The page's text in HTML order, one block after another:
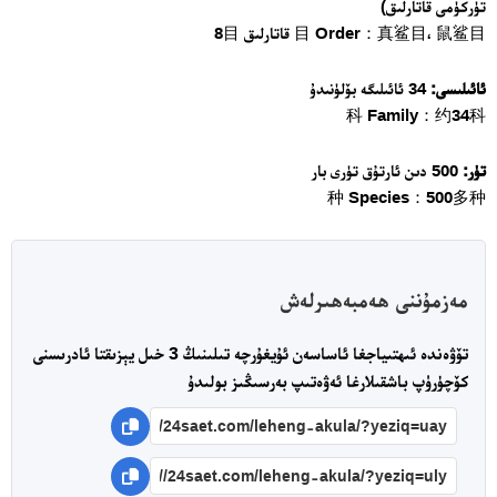
24 سائەت ئەزالىق پىلانى
ئەزا بولاي
تۈركۈمى قاتارلىق)
目 Order：真鲨目، 鼠鲨目 قاتارلىق 8目
ئائىلىسى: 34 ئائىلىگە بۆلۈنىدۇ
科 Family：约34科
تۈر:
种 Species：500多种
مەزمۇننى ھەمبەھىرلەش
تۆۋەندە ئىھتىياجغا ئاساسەن ئۇيغۇرچە تىلىنىڭ 3 خىل يېزىقتا ئادرىسنى
كۆچۈرۈپ باشقىلارغا ئەۋەتىپ بەرسىڭىز بولىدۇ